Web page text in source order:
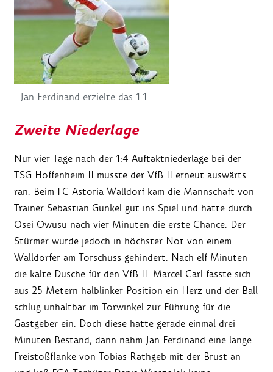
Jan Ferdinand erzielte das 1:1.
Zweite Niederlage
Nur vier Tage nach der 1:4-Auftaktniederlage bei der
TSG Hoffenheim II musste der VfB II erneut auswärts
ran. Beim FC Astoria Walldorf kam die Mannschaft von
Trainer Sebastian Gunkel gut ins Spiel und hatte durch
Osei Owusu nach vier Minuten die erste Chance. Der
Stürmer wurde jedoch in höchster Not von einem
Walldorfer am Torschuss gehindert. Nach elf Minuten
die kalte Dusche für den VfB II. Marcel Carl fasste sich
aus 25 Metern halblinker Position ein Herz und der Ball
schlug unhaltbar im Torwinkel zur Führung für die
Gastgeber ein. Doch diese hatte gerade einmal drei
Minuten Bestand, dann nahm Jan Ferdinand eine lange
Freistoßflanke von Tobias Rathgeb mit der Brust an